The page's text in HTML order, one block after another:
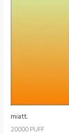
miatt.
20000 PUFF